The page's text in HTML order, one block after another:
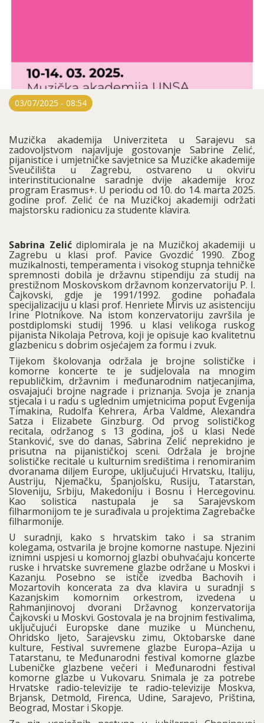
03/07/2025 - 08:54
Muzička akademija Univerziteta u Sarajevu sa
zadovoljstvom najavljuje gostovanje Sabrine Zelić,
pijanistice i umjetničke savjetnice sa Muzičke akademije
Sveučilišta u Zagrebu, ostvareno u okviru
interinstitucionalne saradnje dvije akademije kroz
program Erasmus+. U periodu od 10. do 14. marta 2025.
godine prof. Zelić će na Muzičkoj akademiji održati
majstorsku radionicu za studente klavira.
Sabrina Zelićdiplomirala je na Muzičkoj akademiji u
Zagrebu u klasi prof. Pavice Gvozdić 1990. Zbog
muzikalnosti, temperamenta i visokog stupnja tehničke
spremnosti dobila je državnu stipendiju za studij na
prestižnom Moskovskom državnom konzervatoriju P. I.
Čajkovski, gdje je 1991/1992. godine pohađala
specijalizaciju u klasi prof. Henriete Mirvis uz asistenciju
Irine Plotnikove. Na istom konzervatoriju završila je
postdiplomski studij 1996. u klasi velikoga ruskog
pijanista Nikolaja Petrova, koji je opisuje kao kvalitetnu
glazbenicu s dobrim osjećajem za formu i zvuk.
Tijekom školovanja održala je brojne solističke i
komorne koncerte te je sudjelovala na mnogim
republičkim, državnim i međunarodnim natjecanjima,
osvajajući brojne nagrade i priznanja. Svoja je znanja
stjecala i u radu s uglednim umjetnicima poput Evgenija
Timakina, Rudolfa Kehrera, Arba Valdme, Alexandra
Satza i Elizabete Ginzburg. Od prvog solističkog
recitala, održanog s 13 godina, još u klasi Nede
Stanković, sve do danas, Sabrina Zelić neprekidno je
prisutna na pijanističkoj sceni. Održala je brojne
solističke recitale u kulturnim središtima i renomiranim
dvoranama diljem Europe, uključujući Hrvatsku, Italiju,
Austriju, Njemačku, Španjolsku, Rusiju, Tatarstan,
Sloveniju, Srbiju, Makedoniju i Bosnu i Hercegovinu.
Kao solistica nastupala je sa Sarajevskom
filharmonijom te je surađivala u projektima Zagrebačke
filharmonije.
U suradnji, kako s hrvatskim tako i sa stranim
kolegama, ostvarila je brojne komorne nastupe. Njezini
iznimni uspjesi u komornoj glazbi obuhvaćaju koncerte
ruske i hrvatske suvremene glazbe održane u Moskvi i
Kazanju. Posebno se ističe izvedba Bachovih i
Mozartovih koncerata za dva klavira u suradnji s
Kazanjskim komornim orkestrom, izvedena u
Rahmanjinovoj dvorani Državnog konzervatorija
Čajkovski u Moskvi. Gostovala je na brojnim festivalima,
uključujući Europske dane muzike u Münchenu,
Ohridsko ljeto, Sarajevsku zimu, Oktobarske dane
kulture, Festival suvremene glazbe Europa–Azija u
Tatarstanu, te Međunarodni festival komorne glazbe
Lubeničke glazbene večeri i Međunarodni festival
komorne glazbe u Vukovaru. Snimala je za potrebe
Hrvatske radio-televizije te radio-televizije Moskva,
Brjansk, Detmold, Firenca, Udine, Sarajevo, Priština,
Beograd, Mostar i Skopje.